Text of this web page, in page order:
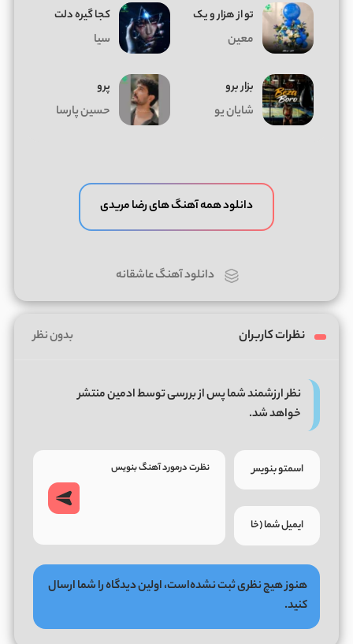
تو از هزار و یک
معین
کجا گیره دلت
سیا
بزار برو
شایان یو
پرو
حسین پارسا
دانلود همه آهنگ های رضا مریدی
دانلود آهنگ عاشقانه
نظرات کاربران بدون نظر
نظر ارزشمند شما پس از بررسی توسط ادمین منتشر
خواهد شد.
هنوز هیچ نظری ثبت نشده‌است، اولین دیدگاه را شما ارسال
کنید.